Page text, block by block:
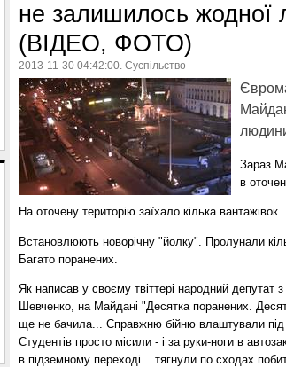
не залишилось жодної
(ВІДЕО, ФОТО)
2013-11-30 04:42:00. Суспільство
Зараз
в
На оточену територію заїхало кілька вантажівок.
Встановлюють новорічну "йолку". Пролунали
Багато поранених.
Як написав у своєму твіттері народний депутат
Шевченко, на Майдані "Десятка поранених.
ще не бачила... Справжню бійню влаштували під
Студентів просто місили - і за руки-ноги в
в підземному переході... тягнули по сходах